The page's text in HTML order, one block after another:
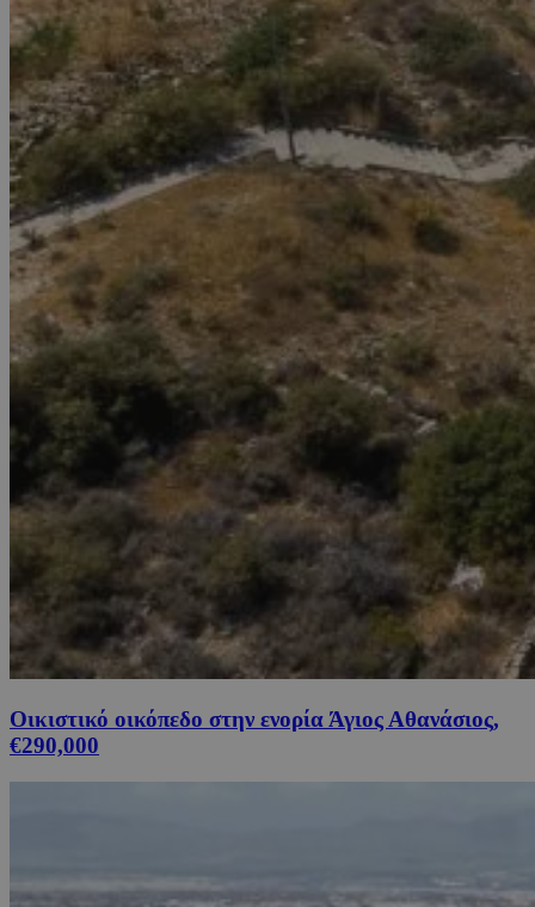
Οικιστικό οικόπεδο στην ενορία Άγιος Αθανάσιος,
€290,000